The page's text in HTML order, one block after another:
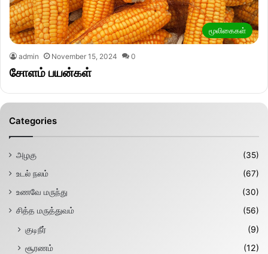
மூலிகைகள்
admin November 15, 2024 0
சோளம் பயன்கள்
Categories
அழகு
(35)
உடல் நலம்
(67)
உணவே மருந்து
(30)
சித்த மருத்துவம்
(56)
குடிநீர்
(9)
சூரணம்
(12)